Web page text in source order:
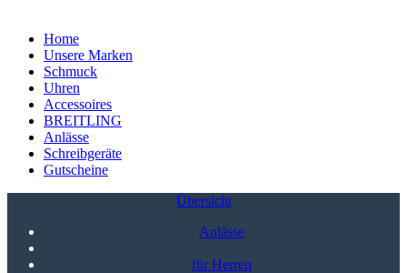
Home
Unsere Marken
Schmuck
Uhren
Accessoires
BREITLING
Anlässe
Schreibgeräte
Gutscheine
Übersicht
Anlässe
für Herren